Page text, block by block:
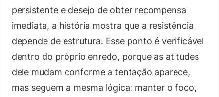
persistente e desejo de obter recompensa
imediata, a história mostra que a resistência
depende de estrutura. Esse ponto é verificável
dentro do próprio enredo, porque as atitudes
dele mudam conforme a tentação aparece,
mas seguem a mesma lógica: manter o foco,